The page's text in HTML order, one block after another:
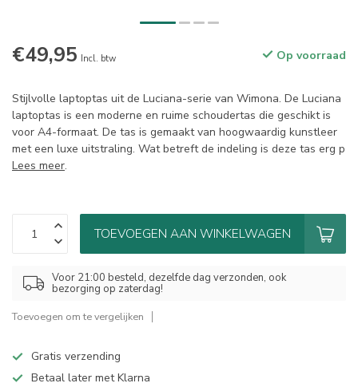
€49,95 Incl. btw Op voorraad
Stijlvolle laptoptas uit de Luciana-serie van Wimona. De Luciana
laptoptas is een moderne en ruime schoudertas die geschikt is
voor A4-formaat. De tas is gemaakt van hoogwaardig kunstleer
met een luxe uitstraling. Wat betreft de indeling is deze tas erg p
Lees meer.
TOEVOEGEN AAN WINKELWAGEN
Voor 21:00 besteld, dezelfde dag verzonden, ook
bezorging op zaterdag!
Toevoegen om te vergelijken
Gratis verzending
Betaal later met Klarna